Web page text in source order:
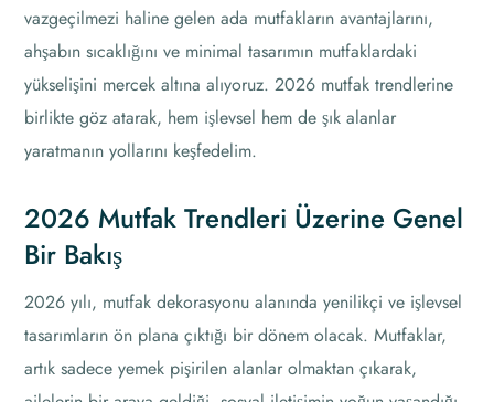
vazgeçilmezi haline gelen ada mutfakların avantajlarını,
ahşabın sıcaklığını ve minimal tasarımın mutfaklardaki
yükselişini mercek altına alıyoruz. 2026 mutfak trendlerine
birlikte göz atarak, hem işlevsel hem de şık alanlar
yaratmanın yollarını keşfedelim.
2026 Mutfak Trendleri Üzerine Genel
Bir Bakış
2026 yılı, mutfak dekorasyonu alanında yenilikçi ve işlevsel
tasarımların ön plana çıktığı bir dönem olacak. Mutfaklar,
artık sadece yemek pişirilen alanlar olmaktan çıkarak,